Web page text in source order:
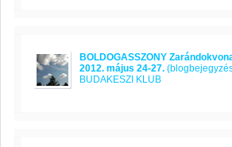
BOLDOGASSZONY
2012. május 24-27.
BUDAKESZI KLUB